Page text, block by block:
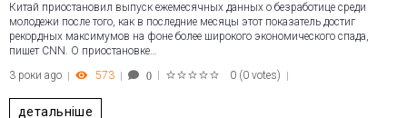
Китай приостановил выпуск ежемесячных данных о безработице среди
молодежи после того, как в последние месяцы этот показатель достиг
рекордных максимумов на фоне более широкого экономического спада,
пишет CNN. О приостановке…
3 роки ago
573 0 0 (0 votes)
детальніше